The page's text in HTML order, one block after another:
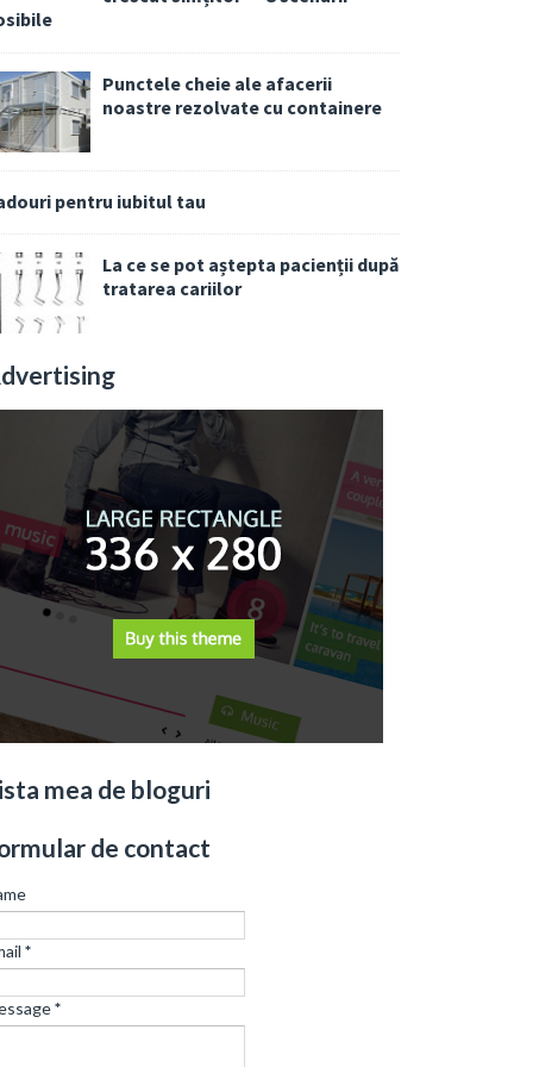
Punctele cheie ale afacerii
noastre rezolvate cu containere
pentru iubitul tau
La ce se pot aștepta pacienții după
tratarea cariilor
mea de bloguri
de contact
*
*